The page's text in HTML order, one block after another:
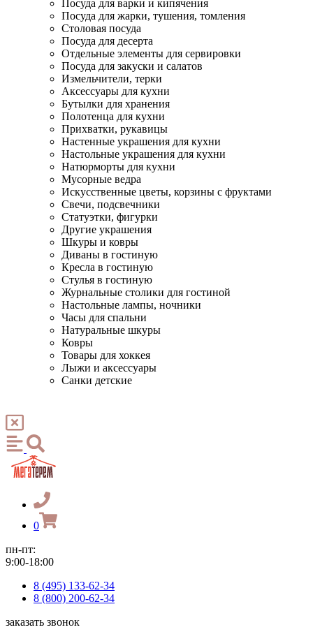
Посуда для варки и кипячения
Посуда для жарки, тушения, томления
Столовая посуда
Посуда для десерта
Отдельные элементы для сервировки
Посуда для закуски и салатов
Измельчители, терки
Аксессуары для кухни
Бутылки для хранения
Полотенца для кухни
Прихватки, рукавицы
Настенные украшения для кухни
Настольные украшения для кухни
Натюрморты для кухни
Мусорные ведра
Искусственные цветы, корзины с фруктами
Свечи, подсвечники
Статуэтки, фигурки
Другие украшения
Шкуры и ковры
Диваны в гостиную
Кресла в гостиную
Стулья в гостиную
Журнальные столики для гостиной
Настольные лампы, ночники
Часы для спальни
Натуральные шкуры
Ковры
Товары для хоккея
Лыжи и аксессуары
Санки детские
0
пн-пт:
9:00-18:00
8 (495) 133-62-34
8 (800) 200-62-34
заказать звонок